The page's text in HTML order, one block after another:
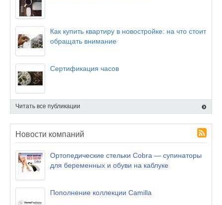
Как купить квартиру в новостройке: на что стоит
обращать внимание
Сертификация часов
Читать все публикации
Новости компаний
Ортопедические стельки Cobra — супинаторы
для беременных и обуви на каблуке
Пополнение коллекции Camilla